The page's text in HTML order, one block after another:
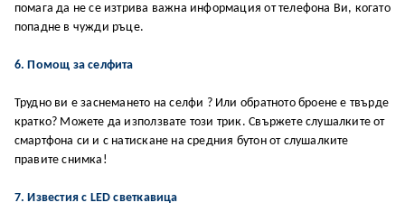
помага да не се изтрива важна информация от телефона Ви, когато
попадне в чужди ръце.
6. Помощ за селфита
Трудно ви е заснемането на селфи ? Или обратното броене е твърде
кратко? Можете да използвате този трик. Свържете слушалките от
смартфона си и с натискане на средния бутон от слушалките
правите снимка!
7. Известия с LED светкавица